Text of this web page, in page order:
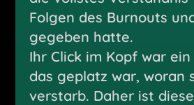
Folgen des Burnouts
gegeben hatte.
Ihr Click im Kopf war
das geplatz war, woran
verstarb. Daher ist